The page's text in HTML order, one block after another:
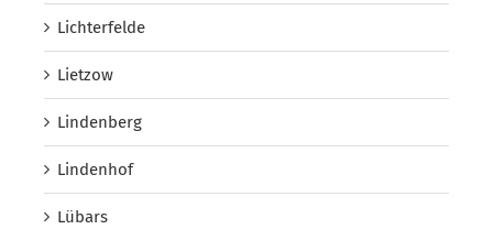
Lichterfelde
Lietzow
Lindenberg
Lindenhof
Lübars